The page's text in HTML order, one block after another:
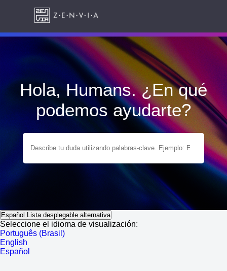
Hola, Humans. ¿En qué
podemos ayudarte?
Español Lista desplegable alternativa
Seleccione el idioma de visualización:
Português (Brasil)
English
Español